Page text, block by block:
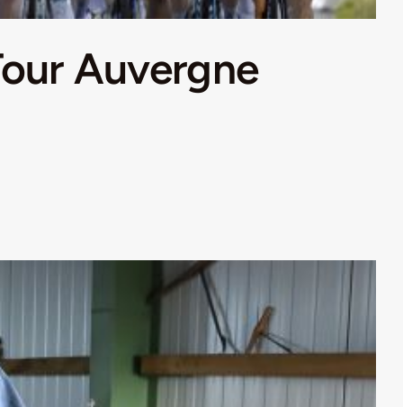
Auvergne